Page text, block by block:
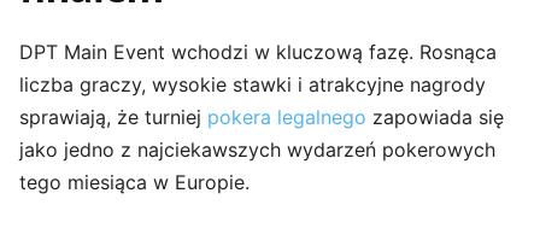
DPT Main Event wchodzi w kluczową fazę. Rosnąca
liczba graczy, wysokie stawki i atrakcyjne nagrody
sprawiają, że turniej pokera legalnego zapowiada się
jako jedno z najciekawszych wydarzeń pokerowych
tego miesiąca w Europie.